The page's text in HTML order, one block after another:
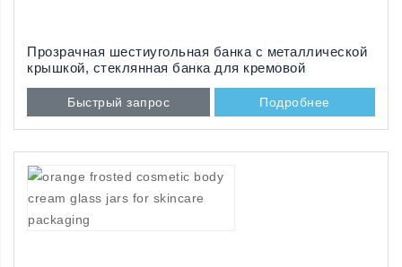
Прозрачная шестиугольная банка с металлической
крышкой, стеклянная банка для кремовой
Быстрый запрос Подробнее